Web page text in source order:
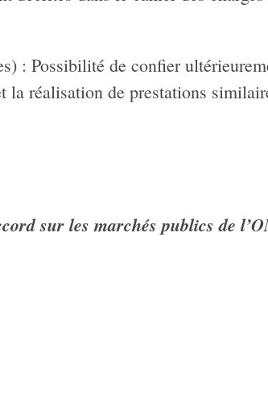
: Possibilité de confier
la réalisation de prestations
sur les marchés publics de